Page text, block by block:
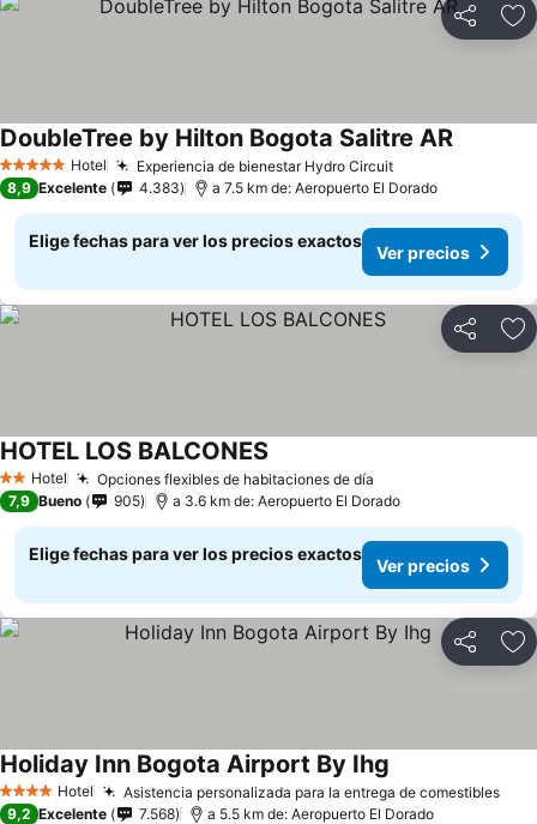
Compartir
5 Estrellas Hotel Experiencia de bienestar Hydro Circuit
DoubleTree by Hilton Bogota Salitre AR
8,9 Excelente 4.383 a 7.5 km de: Aeropuerto El Dorado
Elige fechas para ver los precios exactos
Ver precios
Compartir
2 Estrellas
Hotel Opciones flexibles de habitaciones de día
HOTEL LOS BALCONES
7,9 Bueno 905 a 3.6 km de: Aeropuerto El Dorado
Elige fechas para ver los precios exactos
Ver precios
Compartir
4 EstrellasHotel Asistencia personalizada para la entrega de comestibles
Holiday Inn Bogota Airport By Ihg
9,2 Excelente 7.568 a 5.5 km de: Aeropuerto El Dorado